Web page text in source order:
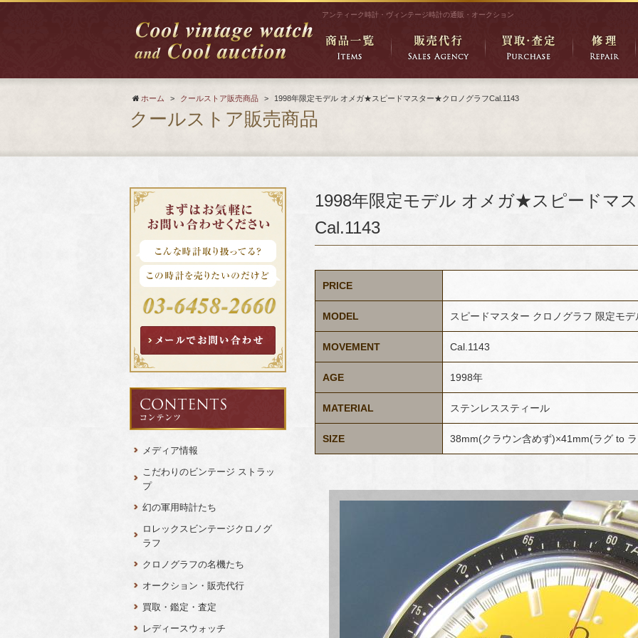
アンティーク時計・ヴィンテージ時計の通販・オークション
ホーム > クールストア販売商品 > 1998年限定モデル オメガ★スピードマスター★クロノグラフCal.1143
クールストア販売商品
1998年限定モデル オメガ★スピードマ
Cal.1143
PRICE
MODEL スピードマスター クロノグラフ 限定モデ
MOVEMENT Cal.1143
AGE 1998年
MATERIAL ステンレススティール
SIZE 38mm(クラウン含めず)×41mm(ラグ to
メディア情報
こだわりのビンテージ ストラッ
プ
幻の軍用時計たち
ロレックスビンテージクロノグ
ラフ
クロノグラフの名機たち
オークション・販売代行
買取・鑑定・査定
レディースウォッチ